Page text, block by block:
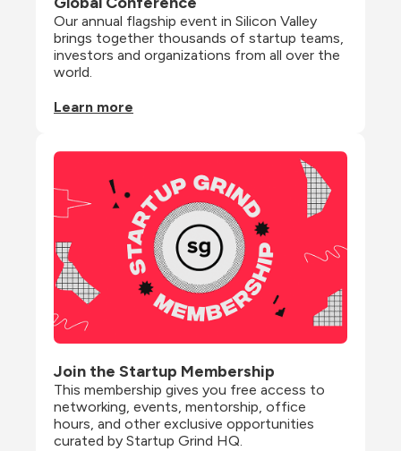
Our annual flagship event in Silicon Valley
brings together thousands of startup teams,
investors and organizations from all over the
world.
Learn more
Join the Startup Membership
This membership gives you free access to
networking, events, mentorship, office
hours, and other exclusive opportunities
curated by Startup Grind HQ.